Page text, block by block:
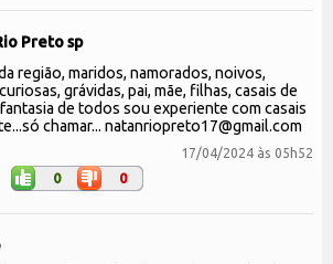
Preto sp
região, maridos, namorados, noivos,
grávidas, pai, mãe, filhas, casais de
de todos sou experiente com casais
chamar... natanriopreto17@gmail.com
17/04/2024 às 05h52
0 0